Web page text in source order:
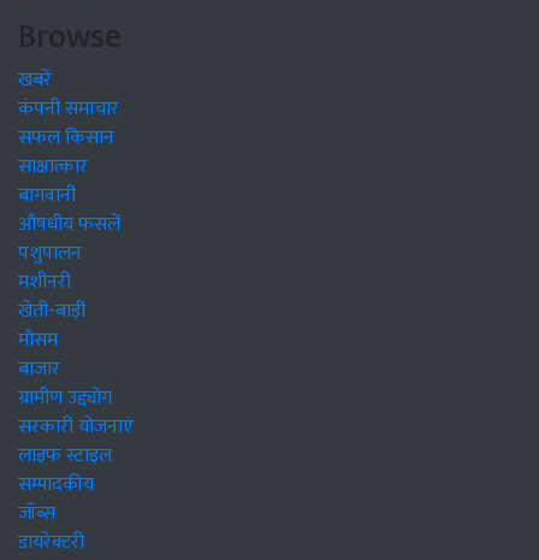
Browse
खबरें
कंपनी समाचार
सफल किसान
साक्षात्कार
बागवानी
औषधीय फसलें
पशुपालन
मशीनरी
खेती-बाड़ी
मौसम
बाजार
ग्रामीण उद्द्योग
सरकारी योजनाएं
लाइफ स्टाइल
सम्पादकीय
जॉब्स
डायरेक्टरी